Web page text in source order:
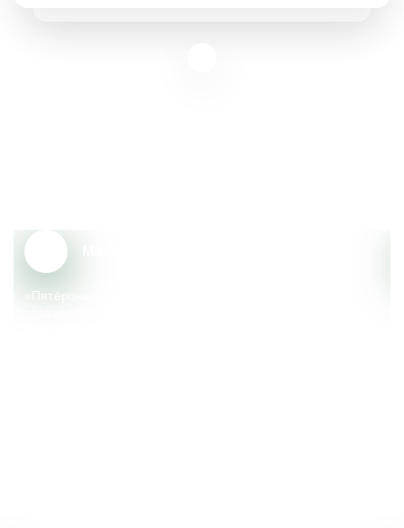
«Пятёрочка» – крупный федеральный ритейлер, который